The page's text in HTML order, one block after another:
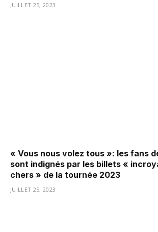
JUILLET 25, 2023
« Vous nous volez tous »: les fans
sont indignés par les billets «
chers » de la tournée 2023
JUILLET 25, 2023